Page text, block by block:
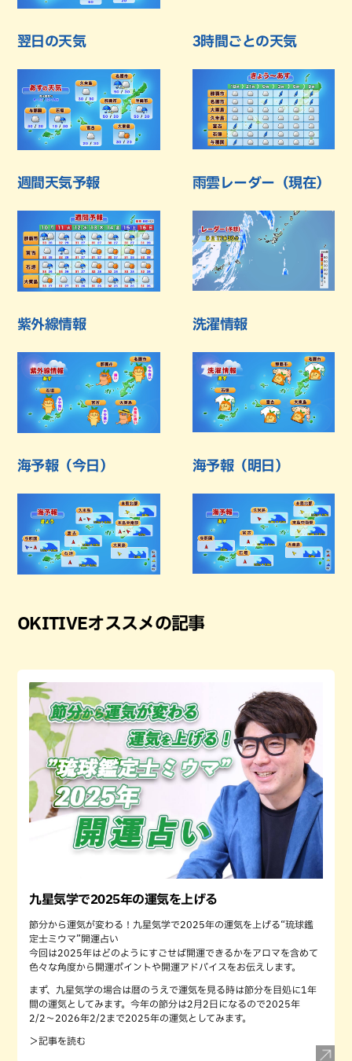
翌日の天気 3時間ごとの天気
週間天気予報 雨雲レーダー（現在）
紫外線情報 洗濯情報
海予報（今日） 海予報（明日）
OKITIVEオススメの記事
九星気学で2025年の運気を上げる
節分から運気が変わる！九星気学で2025年の運気を上げる“琉球鑑
定士ミウマ”開運占い
今回は2025年はどのようにすごせば開運できるかをアロマを含めて
色々な角度から開運ポイントや開運アドバイスをお伝えします。
まず、九星気学の場合は暦のうえで運気を見る時は節分を目処に1年
間の運気としてみます。今年の節分は2月2日になるので2025年
2/2〜2026年2/2まで2025年の運気としてみます。
＞記事を読む